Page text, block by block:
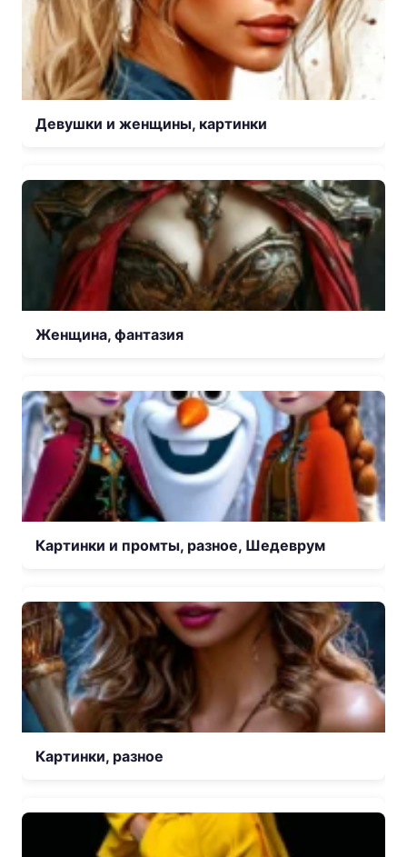
Девушки и женщины, картинки
Женщина, фантазия
Картинки и промты, разное, Шедеврум
Картинки, разное